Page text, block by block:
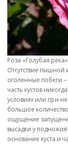
Роза «Голубая
Отсутствие пышной
оголенные побеги
часть кустов
условиях или при
большое
ощущение
высадки у
основание куста и